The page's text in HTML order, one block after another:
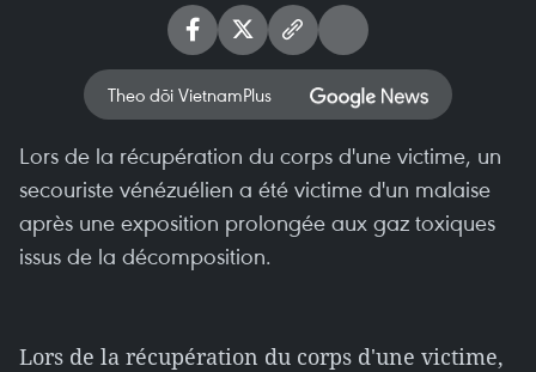
Theo dõi VietnamPlus
Lors de la récupération du corps d'une victime, un
secouriste vénézuélien a été victime d'un malaise
après une exposition prolongée aux gaz toxiques
issus de la décomposition.
Lors de la récupération du corps d'une victime,